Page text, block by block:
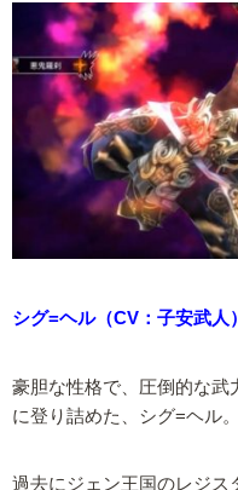
シグ=ヘル（CV：子安武人）
豪胆な性格で、圧倒的な武
に登り詰めた、シグ=ヘル。
過去にジェン王国のレジス